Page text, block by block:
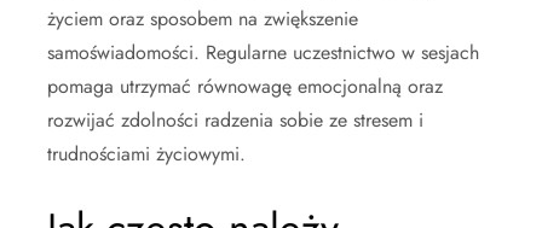
życiem oraz sposobem na zwiększenie
samoświadomości. Regularne uczestnictwo w sesjach
pomaga utrzymać równowagę emocjonalną oraz
rozwijać zdolności radzenia sobie ze stresem i
trudnościami życiowymi.